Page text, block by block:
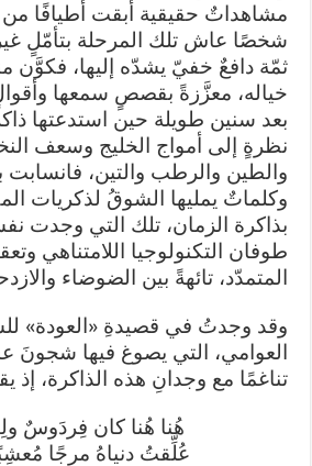
مشاهداتٌ حقيقية أبقت أطيافًا
شخصًا عاش تلك المرحلة بتأمّلٍ
ثمّة دافعٌ خفيّ يشدّه إليها، فكوَّن
خياله، معزَّزةً بقصصٍ سمعها وأقوالٍ
بعد سنين طويلة حين استدعتها
نظرةٍ إلى أمواج الخليج وسعف
والطين والرطب والتين،
وكلماتٌ يمليها الشوقُ لذكريات
بذاكرة الزمان، تلك التي وجدت
طوفان التكنولوجيا اللامتناهي
المتمدّد، تائهةً بين الضوضاء
وقد وجدتُ في قصيدةِ «العودة»
العوامي، التي يصوغ فيها شجونَ
تناغمًا مع وجدانِ هذه الذاكرة، إذ
هُنا هُنا كان فِردَوسٌ
عُلِّقتُ دنياهُ مرجًا